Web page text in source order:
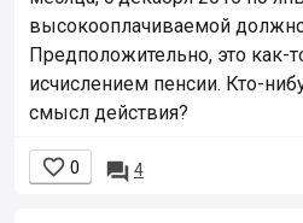
высокооплачиваемой
Предположительно, это как-
исчислением пенсии. Кто-
смысл действия?
 0  4